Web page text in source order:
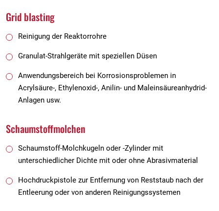
Grid blasting
Reinigung der Reaktorrohre
Granulat-Strahlgeräte mit speziellen Düsen
Anwendungsbereich bei Korrosionsproblemen in
Acrylsäure-, Ethylenoxid-, Anilin- und Maleinsäureanhydrid-
Anlagen usw.
Schaumstoffmolchen
Schaumstoff-Molchkugeln oder -Zylinder mit
unterschiedlicher Dichte mit oder ohne Abrasivmaterial
Hochdruckpistole zur Entfernung von Reststaub nach der
Entleerung oder von anderen Reinigungssystemen